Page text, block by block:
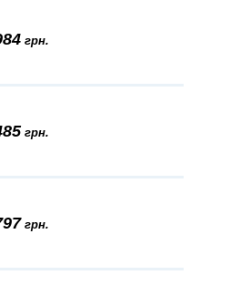
грн.
грн.
грн.